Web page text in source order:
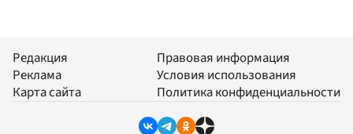
Редакция
Реклама
Карта сайта
Правовая информация
Условия использования
Политика конфиденциальности